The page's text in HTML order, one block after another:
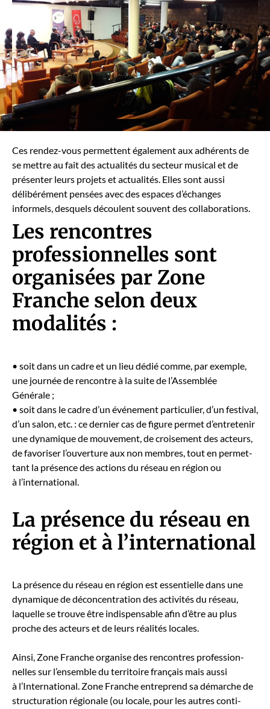
Ces ren­dez-vous per­me­t­tent égale­ment aux adhérents de
se met­tre au fait des actu­al­ités du secteur musi­cal et de
présen­ter leurs pro­jets et actu­al­ités. Elles sont aus­si
délibéré­ment pen­sées avec des espaces d’échanges
informels, desquels découlent sou­vent des col­lab­o­ra­tions.
Les rencontres
professionnelles sont
organisées par Zone
Franche selon deux
modalités :
• soit dans un cadre et un lieu dédié comme, par exem­ple,
une journée de ren­con­tre à la suite de l’Assemblée
Générale ;
• soit dans le cadre d’un événe­ment par­ti­c­uli­er, d’un fes­ti­val,
d’un salon, etc. : ce dernier cas de fig­ure per­met d’entretenir
une dynamique de mou­ve­ment, de croise­ment des acteurs,
de favoris­er l’ouverture aux non mem­bres, tout en per­me­t­
tant la présence des actions du réseau en région ou
à l’international.
La présence du réseau en
région et à l’international
La présence du réseau en région est essen­tielle dans une
dynamique de décon­cen­tra­tion des activ­ités du réseau,
laque­lle se trou­ve être indis­pens­able afin d’être au plus
proche des acteurs et de leurs réal­ités locales.
Ain­si, Zone Franche organ­ise des ren­con­tres pro­fes­sion­
nelles sur l’ensemble du ter­ri­toire français mais aus­si
à l’International. Zone Franche entre­prend sa démarche de
struc­tura­tion régionale (ou locale, pour les autres con­ti­